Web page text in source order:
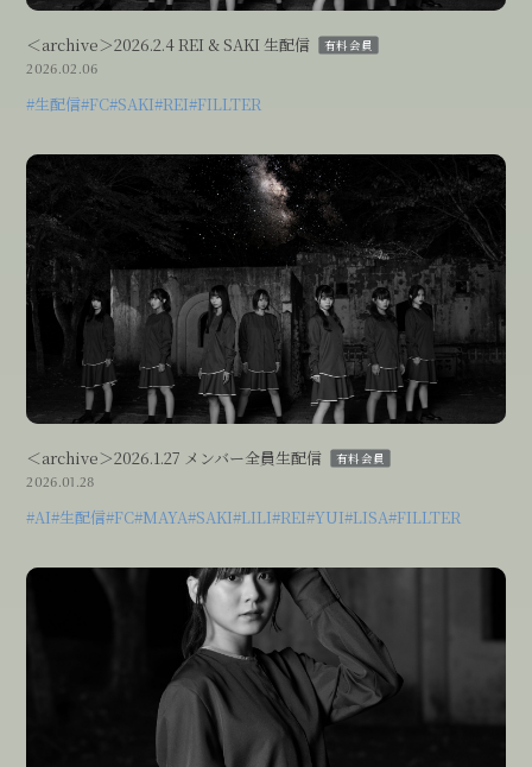
会員登録
ログイン
＜archive＞2026.2.4 REI & SAKI 生配信 有料会員
2026.02.06
#生配信#FC#SAKI#REI#FILLTER
＜archive＞2026.1.27 メンバー全員生配信 有料会員
2026.01.28
#AI#生配信#FC#MAYA#SAKI#LILI#REI#YUI#LISA#FILLTER